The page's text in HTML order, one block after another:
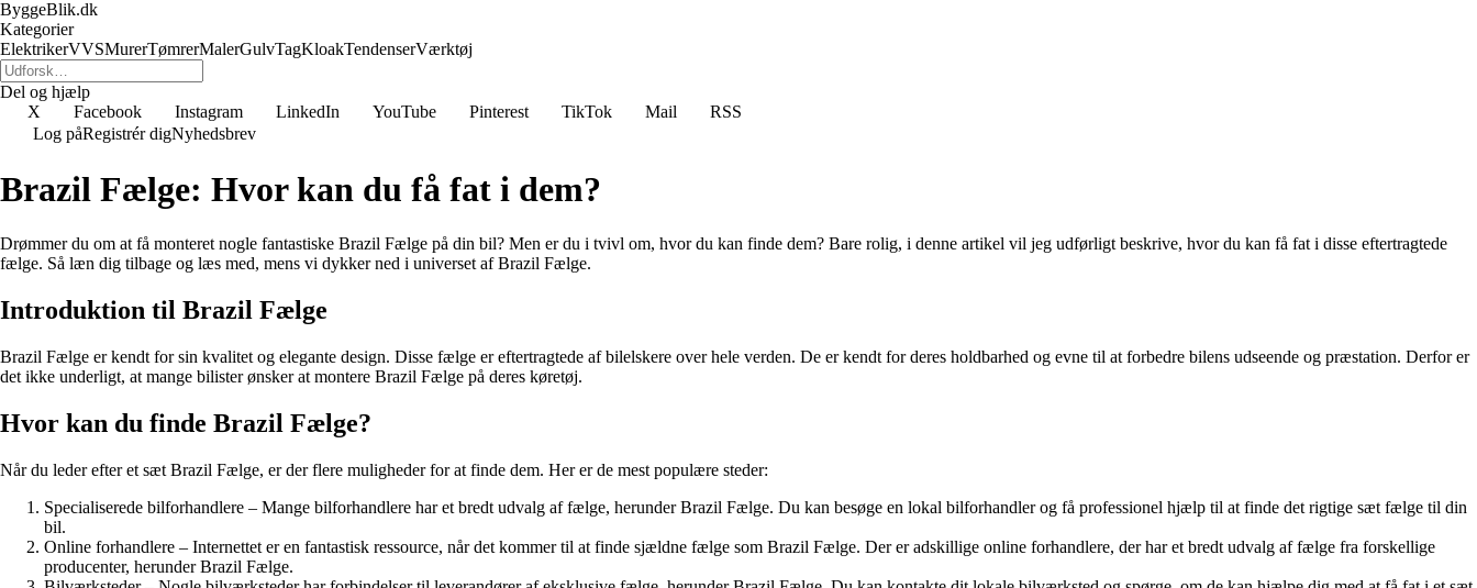
ByggeBlik.dk
Kategorier
ElektrikerVVSMurerTømrerMalerGulvTagKloakTendenserVærktøj
Del og hjælp
X
Facebook Instagram LinkedIn YouTube Pinterest TikTok Mail
RSS
Log påRegistrér digNyhedsbrev
Brazil Fælge: Hvor kan du få fat i dem?
Drømmer du om at få monteret nogle fantastiske Brazil Fælge på din bil? Men er du i tvivl om, hvor du kan finde dem? Bare rolig, i denne artikel vil jeg udførligt beskrive, hvor du kan få fat i disse eftertragtede
fælge. Så læn dig tilbage og læs med, mens vi dykker ned i universet af Brazil Fælge.
Introduktion til Brazil Fælge
Brazil Fælge er kendt for sin kvalitet og elegante design. Disse fælge er eftertragtede af bilelskere over hele verden. De er kendt for deres holdbarhed og evne til at forbedre bilens udseende og præstation. Derfor er
det ikke underligt, at mange bilister ønsker at montere Brazil Fælge på deres køretøj.
Hvor kan du finde Brazil Fælge?
Når du leder efter et sæt Brazil Fælge, er der flere muligheder for at finde dem. Her er de mest populære steder:
Specialiserede bilforhandlere – Mange bilforhandlere har et bredt udvalg af fælge, herunder Brazil Fælge. Du kan besøge en lokal bilforhandler og få professionel hjælp til at finde det rigtige sæt fælge til din
bil.
Online forhandlere – Internettet er en fantastisk ressource, når det kommer til at finde sjældne fælge som Brazil Fælge. Der er adskillige online forhandlere, der har et bredt udvalg af fælge fra forskellige
producenter, herunder Brazil Fælge.